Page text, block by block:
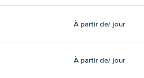
À partir de/ jour
À partir de/ jour